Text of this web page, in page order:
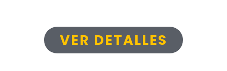
VER DETALLES